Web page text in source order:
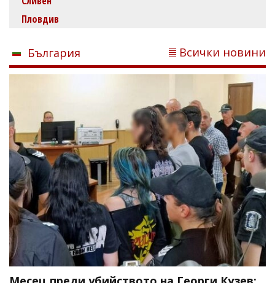
Пловдив
България Всички новини